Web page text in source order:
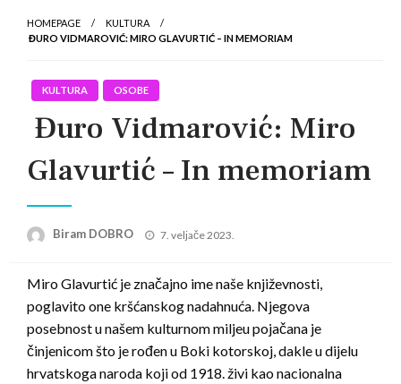
HOMEPAGE
KULTURA
ĐURO VIDMAROVIĆ: MIRO GLAVURTIĆ – IN MEMORIAM
KULTURA OSOBE
Đuro Vidmarović: Miro
Glavurtić – In memoriam
Biram DOBRO
Posted
7. veljače 2023.
Miro Glavurtić je značajno ime naše književnosti,
poglavito one kršćanskog nadahnuća. Njegova
posebnost u našem kulturnom miljeu pojačana je
činjenicom što je rođen u Boki kotorskoj, dakle u dijelu
hrvatskoga naroda koji od 1918. živi kao nacionalna